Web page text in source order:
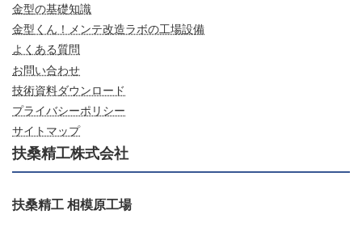
金型の基礎知識
金型くん！メンテ改造ラボの工場設備
よくある質問
お問い合わせ
技術資料ダウンロード
プライバシーポリシー
サイトマップ
扶桑精工株式会社
扶桑精工 相模原工場